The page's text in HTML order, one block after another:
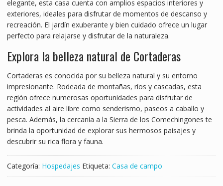
elegante, esta casa cuenta con amplios espacios interiores y
exteriores, ideales para disfrutar de momentos de descanso y
recreación. El jardín exuberante y bien cuidado ofrece un lugar
perfecto para relajarse y disfrutar de la naturaleza.
Explora la belleza natural de Cortaderas
Cortaderas es conocida por su belleza natural y su entorno
impresionante. Rodeada de montañas, ríos y cascadas, esta
región ofrece numerosas oportunidades para disfrutar de
actividades al aire libre como senderismo, paseos a caballo y
pesca. Además, la cercanía a la Sierra de los Comechingones te
brinda la oportunidad de explorar sus hermosos paisajes y
descubrir su rica flora y fauna.
Categoría: Hospedajes Etiqueta: Casa de campo